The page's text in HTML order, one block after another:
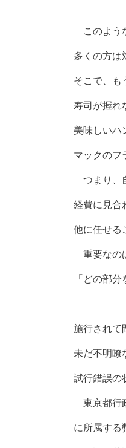
このよう
多くの方は
そこで、も
寿司が握れ
美味しいハ
マックのフ
つまり、
経費に見合
他に任せる
重要なの
「どの部
施行されて
未だ不明瞭
試行錯誤の
東京都行
に所属する